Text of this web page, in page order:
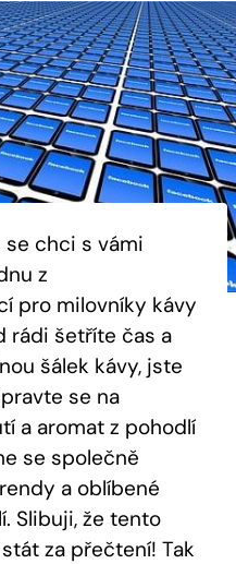
se chci s vámi
z
pro milovníky kávy
rádi šetříte čas a
šálek kávy, jste
se na
a aromat z pohodlí
se společně
a oblíbené
Slibuji, že tento
za přečtení! Tak